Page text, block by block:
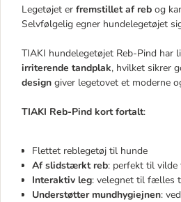
Legetøjet er fremstillet af reb og
Selvfølgelig egner hundelegetøjet
TIAKI hundelegetøjet Reb-Pind har
irriterende tandplak, hvilket sikrer
design giver legetovet et moderne
TIAKI Reb-Pind kort fortalt:
Flettet reblegetøj til hunde
Af slidstærkt reb: perfekt til
Interaktiv leg: velegnet til fælles
Understøtter mundhygiejnen: